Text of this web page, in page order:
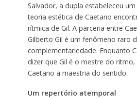
Salvador, a dupla estabeleceu
teoria estética de Caetano
rítmica de Gil. A parceria entre
Gilberto Gil é um fenômeno raro
complementariedade. Enquanto
dizer que Gil é o mestre do ritmo,
Caetano a maestria do sentido.
Um repertório atemporal